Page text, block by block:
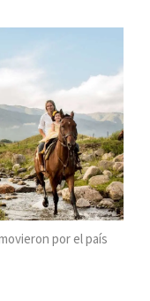
por el país